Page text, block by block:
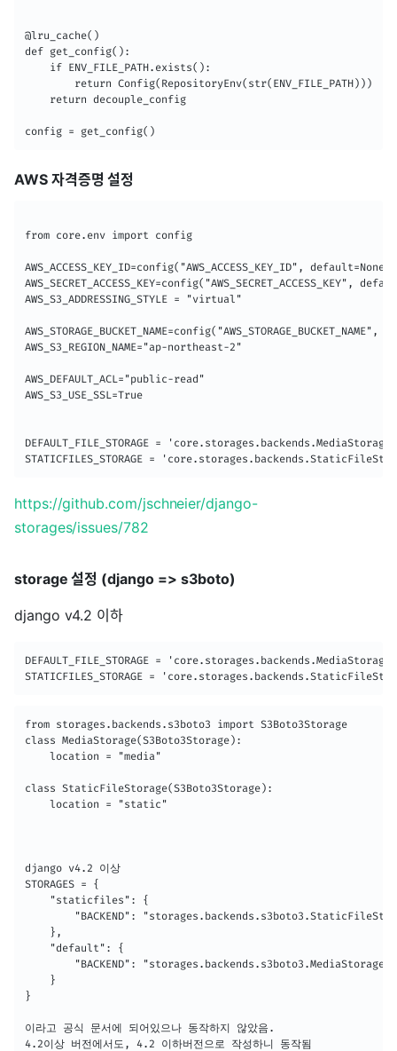
@lru_cache()
def get_config():
    if ENV_FILE_PATH.exists():
        return Config(RepositoryEnv(str(ENV_FILE_PATH)))
    return decouple_config
config = get_config()
AWS 자격증명 설정
from core.env import config
AWS_ACCESS_KEY_ID=config("AWS_ACCESS_KEY_ID", default=None)
AWS_SECRET_ACCESS_KEY=config("AWS_SECRET_ACCESS_KEY",
AWS_S3_ADDRESSING_STYLE = "virtual"
AWS_S3_REGION_NAME="ap-northeast-2"
AWS_DEFAULT_ACL="public-read"
AWS_S3_USE_SSL=True
DEFAULT_FILE_STORAGE = 'core.storages.backends.MediaStorage'
https://github.com/jschneier/django-
storages/issues/782
storage 설정 (django => s3boto)
django v4.2 이하
DEFAULT_FILE_STORAGE = 'core.storages.backends.MediaStorage'
STATICFILES_STORAGE =
from storages.backends.s3boto3 import S3Boto3Storage
class MediaStorage(S3Boto3Storage):
    location = "media"
class StaticFileStorage(S3Boto3Storage):
    location = "static"
django v4.2 이상
STORAGES = {
    "staticfiles": {
"BACKEND":
    },
    "default": {
        "BACKEND": "storages.backends.s3boto3.MediaStorage",
    }
}
이라고 공식 문서에 되어있으나 동작하지 않았음.
4.2이상 버전에서도, 4.2 이하버전으로 작성하니 동작됨